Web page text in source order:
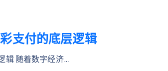
支付的底层逻辑
辑 随着数字经济…